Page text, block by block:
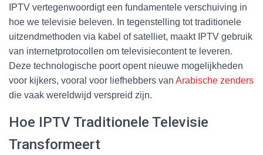
IPTV vertegenwoordigt een fundamentele verschuiving in
hoe we televisie beleven. In tegenstelling tot traditionele
uitzendmethoden via kabel of satelliet, maakt IPTV gebruik
van internetprotocollen om televisiecontent te leveren.
Deze technologische poort opent nieuwe mogelijkheden
voor kijkers, vooral voor liefhebbers van Arabische zenders
die vaak wereldwijd verspreid zijn.
Hoe IPTV Traditionele Televisie
Transformeert